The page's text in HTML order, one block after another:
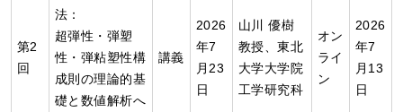
第2
回
法：
超弾性・弾塑
性・弾粘塑性構
成則の理論的基
礎と数値解析へ
講義
2026
年7
月23
日
山川 優樹
教授、東北
大学大学院
工学研究科
オン
ライ
ン
2026
年7
月13
日